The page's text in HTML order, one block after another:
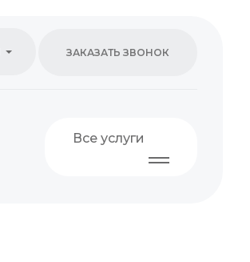
ЗАКАЗАТЬ ЗВОНОК
Все услуги